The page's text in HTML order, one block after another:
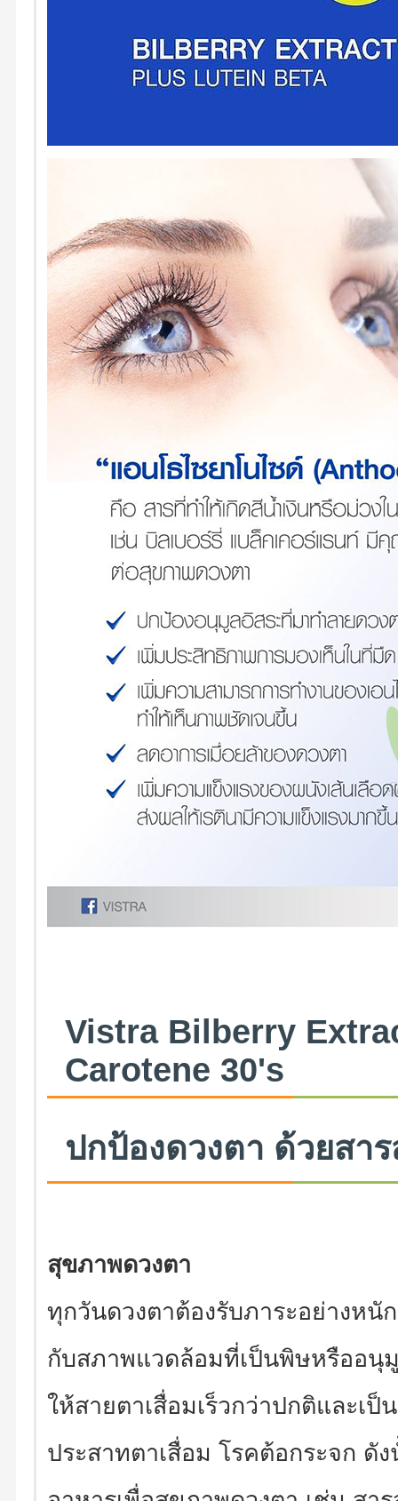
Vistra Bilberry
Carotene 30's
ปกป้องดวงตา ด้วยสา
สุขภาพดวงตา
ทุกวันดวงตาต้องรับภาระอย่างหนั
กับสภาพแวดล้อมที่เป็นพิษหรืออนุ
ให้สายตาเสื่อมเร็วกว่าปกติและเ
ประสาทตาเสื่อม โรคต้อกระจก ดั